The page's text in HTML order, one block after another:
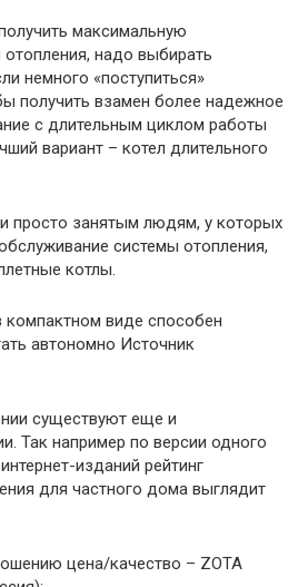
максимальную
надо выбирать
немного «поступиться»
получить взамен более надежное
с длительным циклом работы
вариант – котел длительного
просто занятым людям, у которых
системы отопления,
котлы.
виде способен
автономно Источник
существуют еще и
Так например по версии одного
изданий рейтинг
для частного дома выглядит
цена/качество – ZOTA